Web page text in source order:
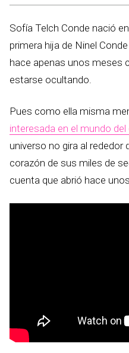
Sofía Telch Conde nació
primera hija de Ninel
hace apenas unos meses
estarse ocultando.
Pues como ella misma
interesada en el mundo
universo no gira al rededor
corazón de sus miles de
cuenta que abrió hace